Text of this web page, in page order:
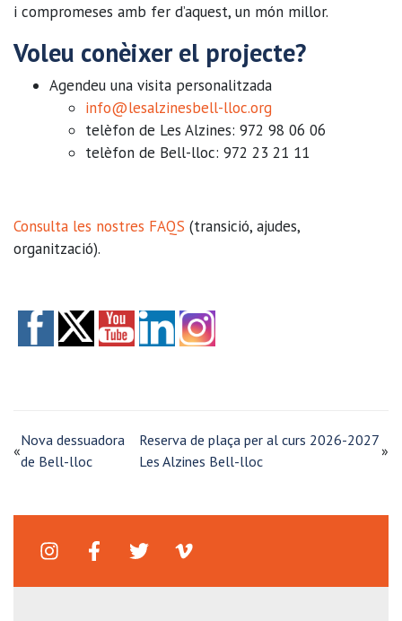
i compromeses amb fer d’aquest, un món millor.
Voleu conèixer el projecte?
Agendeu una visita personalitzada
info@lesalzinesbell-lloc.org
telèfon de Les Alzines: 972 98 06 06
telèfon de Bell-lloc: 972 23 21 11
Consulta les nostres FAQS (transició, ajudes,
organització).
«
Nova dessuadora
de Bell-lloc
Reserva de plaça per al curs 2026-2027
Les Alzines Bell-lloc
»